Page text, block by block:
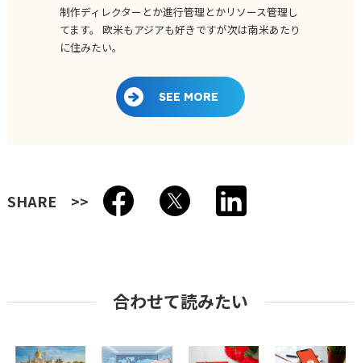
制作ディレクターとか進行管理とかリソース管理し
てます。 欧米もアジアも好きですが次は南米あたり
に住みたい。
SEE MORE
SHARE
合わせて読みたい